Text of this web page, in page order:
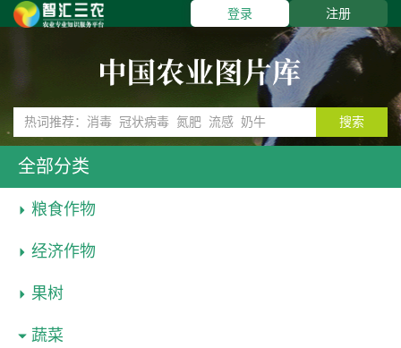
登录 注册
搜索
全部分类
粮食作物
经济作物
果树
蔬菜